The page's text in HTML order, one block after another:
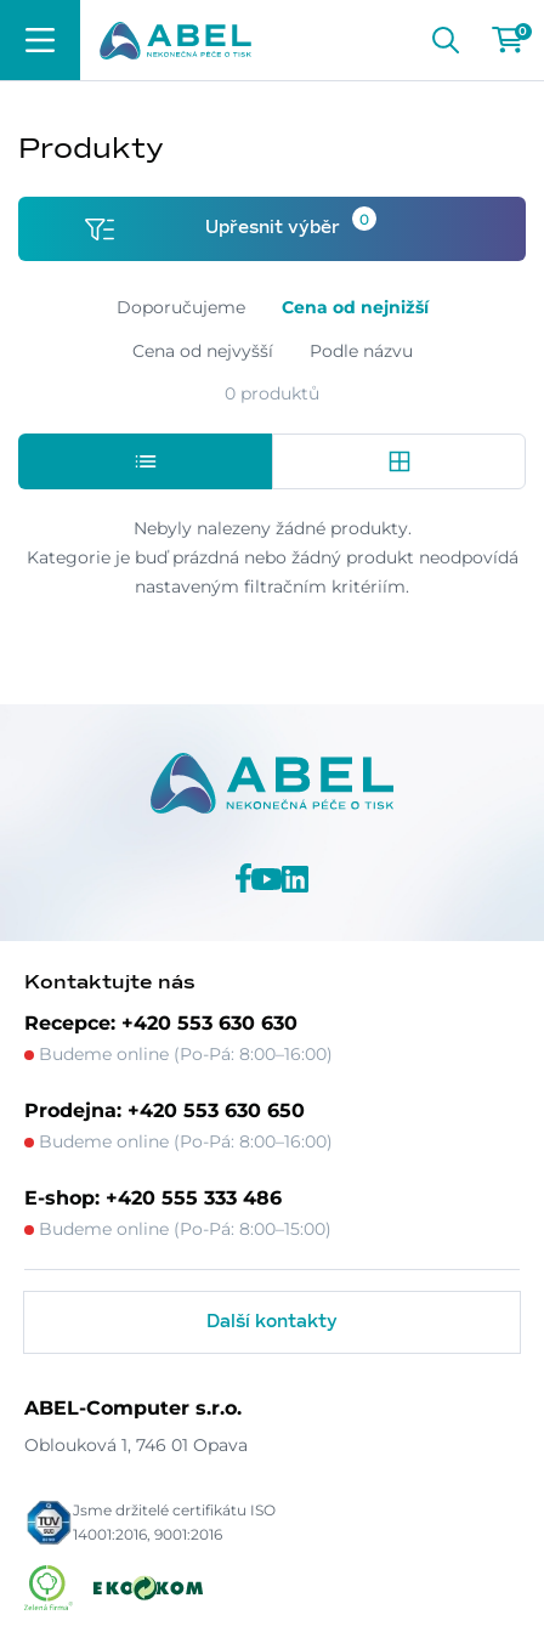
0
Produkty
Upřesnit výběr 0
Doporučujeme
Cena od nejnižší
Cena od nejvyšší
Podle názvu
0 produktů
Nebyly nalezeny žádné produkty.
Kategorie je buď prázdná nebo žádný produkt neodpovídá
nastaveným filtračním kritériím.
Kontaktujte nás
Recepce: +420 553 630 630
Budeme online (Po-Pá: 8:00–16:00)
Prodejna: +420 553 630 650
Budeme online (Po-Pá: 8:00–16:00)
E-shop: +420 555 333 486
Budeme online (Po-Pá: 8:00–15:00)
Další kontakty
ABEL-Computer s.r.o.
Oblouková 1, 746 01 Opava
Jsme držitelé certifikátu ISO
14001:2016, 9001:2016